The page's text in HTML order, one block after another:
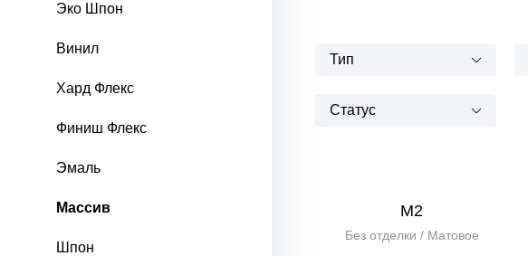
Эко Шпон
Винил
Хард Флекс
Финиш Флекс
Эмаль
Массив
Шпон
Тип
Статус
М2
Без отделки / Матовое